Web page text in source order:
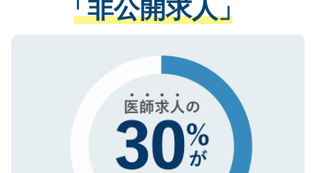
る、プライバシーマークを取得済みです。
で、機密保持に関してもご安心ください。
させていただきます。すぐにご転職をされ
ない方には、長期的なサポートが可能です
ので、まずはご登録ください。
「非公開求人」